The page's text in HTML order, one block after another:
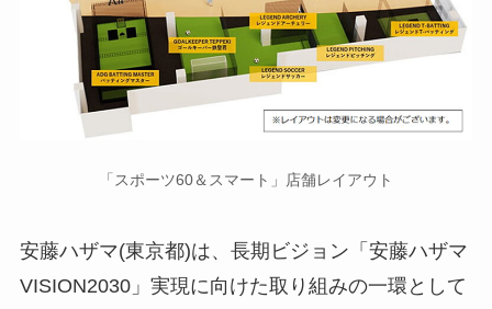
「スポーツ60＆スマート」店舗レイアウト
安藤ハザマ(東京都)は、長期ビジョン「安藤ハザマ
VISION2030」実現に向けた取り組みの一環として